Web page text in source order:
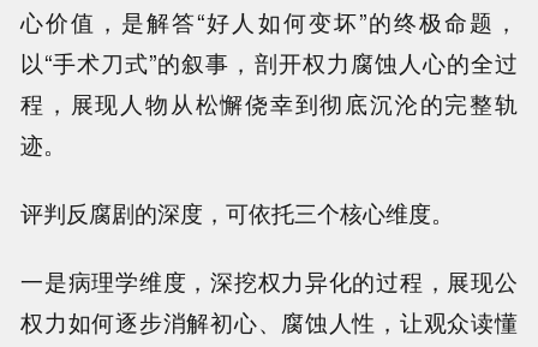
心价值，是解答“好人如何变坏”的终极命题，
以“手术刀式”的叙事，剖开权力腐蚀人心的全过
程，展现人物从松懈侥幸到彻底沉沦的完整轨
迹。
评判反腐剧的深度，可依托三个核心维度。
一是病理学维度，深挖权力异化的过程，展现公
权力如何逐步消解初心、腐蚀人性，让观众读懂